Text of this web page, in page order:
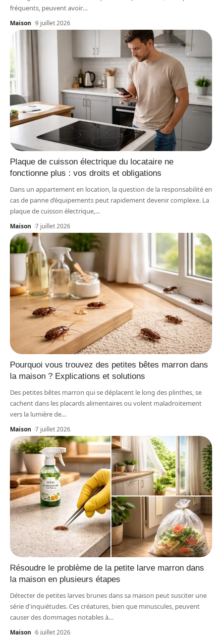
fréquents, peuvent avoir…
Maison 9 juillet 2026
Plaque de cuisson électrique du locataire ne
fonctionne plus : vos droits et obligations
Dans un appartement en location, la question de la responsabilité en
cas de panne d’équipements peut rapidement devenir complexe. La
plaque de cuisson électrique,…
Maison 7 juillet 2026
Pourquoi vous trouvez des petites bêtes marron dans
la maison ? Explications et solutions
Des petites bêtes marron qui se déplacent le long des plinthes, se
cachent dans les placards alimentaires ou volent maladroitement
vers la lumière de…
Maison 7 juillet 2026
Résoudre le problème de la petite larve marron dans
la maison en plusieurs étapes
Détecter de petites larves brunes dans sa maison peut susciter une
série d'inquiétudes. Ces créatures, bien que minuscules, peuvent
causer des dommages notables à…
Maison 6 juillet 2026